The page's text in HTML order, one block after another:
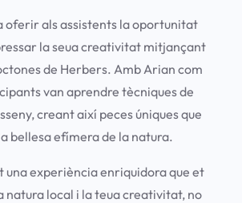
oferir als assistents la oportunitat
la seua creativitat mitjançant
de Herbers. Amb Arian com
van aprendre tècniques de
creant així peces úniques que
bellesa efímera de la natura.
una experiència enriquidora que et
natura local i la teua creativitat, no